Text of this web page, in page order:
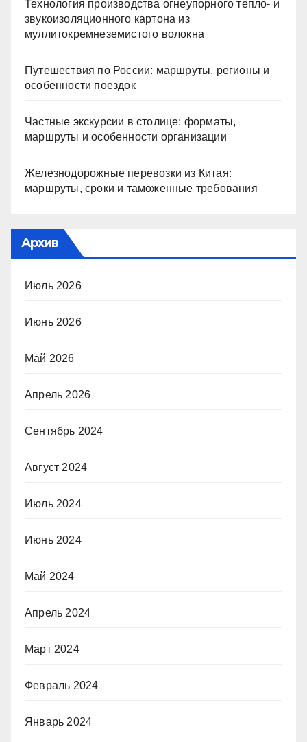
Технология производства огнеупорного тепло- и
звукоизоляционного картона из
муллитокремнеземистого волокна
Путешествия по России: маршруты, регионы и
особенности поездок
Частные экскурсии в столице: форматы,
маршруты и особенности организации
Железнодорожные перевозки из Китая:
маршруты, сроки и таможенные требования
Архив
Июль 2026
Июнь 2026
Май 2026
Апрель 2026
Сентябрь 2024
Август 2024
Июль 2024
Июнь 2024
Май 2024
Апрель 2024
Март 2024
Февраль 2024
Январь 2024